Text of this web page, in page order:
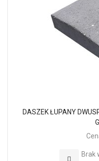
DASZEK ŁUPANY
Brak
Dodaj do